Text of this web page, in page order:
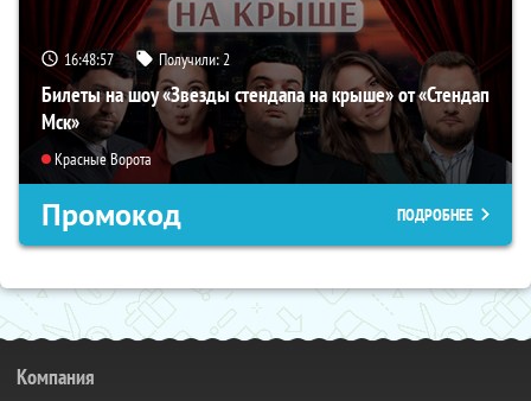
16:48:55 Получили:2
Билеты на шоу «Звезды стендапа на крыше» от «Стендап
Мск»
Красные Ворота
Промокод ПОДРОБНЕЕ
Компания